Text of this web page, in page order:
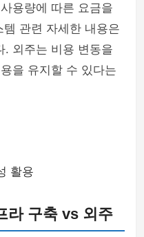
용량에 따른 요금을
관련 자세한 내용은
. 외주는 비용 변동을
을 유지할 수 있다는
활용
라 구축 vs 외주